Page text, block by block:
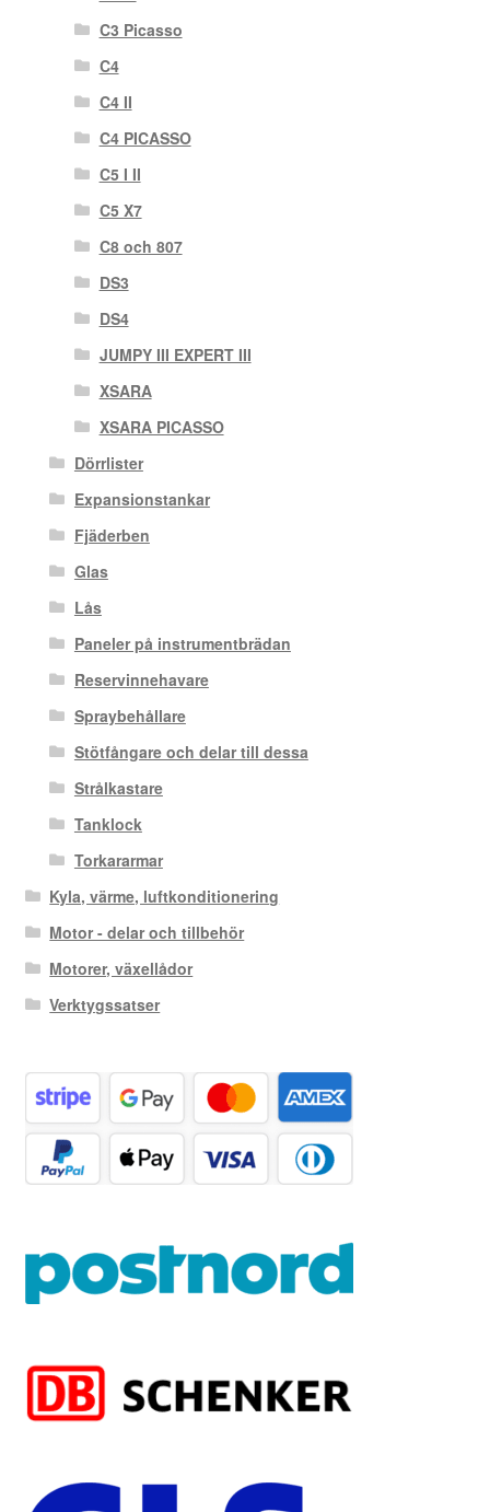
C3 Picasso
C4
C4 II
C4 PICASSO
C5 I II
C5 X7
C8 och 807
DS3
DS4
JUMPY III EXPERT III
XSARA
XSARA PICASSO
Dörrlister
Expansionstankar
Fjäderben
Glas
Lås
Paneler på instrumentbrädan
Reservinnehavare
Spraybehållare
Stötfångare och delar till dessa
Strålkastare
Tanklock
Torkararmar
Kyla, värme, luftkonditionering
Motor - delar och tillbehör
Motorer, växellådor
Verktygssatser